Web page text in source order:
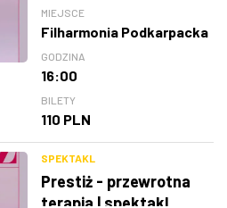
MIEJSCE
Filharmonia Podkarpacka
GODZINA
16:00
BILETY
110 PLN
SPEKTAKL
Prestiż - przewrotna
terapia | spektakl